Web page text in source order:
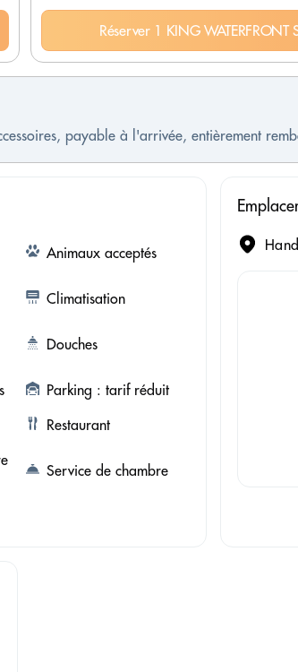
Réserver 1 KING WATERFRONT
payable à l'arrivée, entièrement
Animaux acceptés
Climatisation
Douches
Parking : tarif réduit
Restaurant
Service de chambre